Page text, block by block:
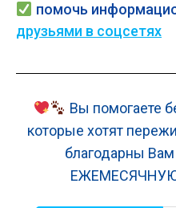
помочь
друзьями в соцсетях
Вы помогаете
которые хотят
благодарны